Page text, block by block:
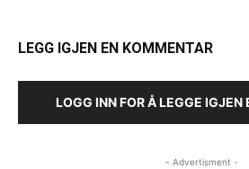
LEGG IGJEN EN KOMMENTAR
LOGG INN FOR Å LEGGE IGJEN
- Advertisment -